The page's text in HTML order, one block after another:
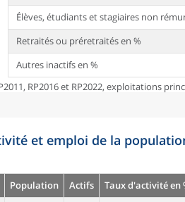
Élèves, étudiants et stagiaires non
Retraités ou préretraités en %
Autres inactifs en %
RP2016 et RP2022, exploitations
et emploi de la
Population Actifs Taux d'activité en